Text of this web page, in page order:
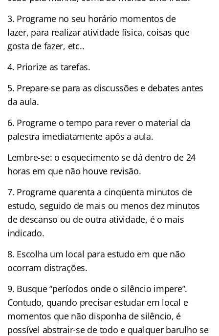
3. Programe no seu horário momentos de
lazer, para realizar atividade física, coisas que
gosta de fazer, etc..
4. Priorize as tarefas.
5. Prepare-se para as discussões e debates antes
da aula.
6. Programe o tempo para rever o material da
palestra imediatamente após a aula.
Lembre-se: o esquecimento se dá dentro de 24
horas em que não houve revisão.
7. Programe quarenta a cinqüenta minutos de
estudo, seguido de mais ou menos dez minutos
de descanso ou de outra atividade, é o mais
indicado.
8. Escolha um local para estudo em que não
ocorram distrações.
9. Busque “períodos onde o silêncio impere”.
Contudo, quando precisar estudar em local e
momentos que não disponha de silêncio, é
possível abstrair-se de todo e qualquer barulho se